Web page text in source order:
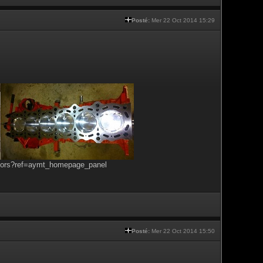
Posté: Mer 22 Oct 2014 15:29
Posté: Mer 22 Oct 2014 15:50